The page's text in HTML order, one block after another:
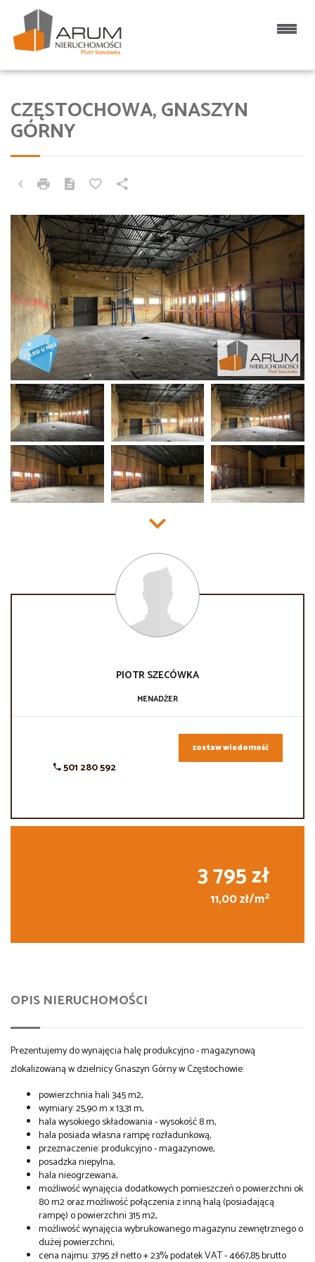
CZĘSTOCHOWA, GNASZYN
GÓRNY
PIOTRSZECÓWKA
MENADŻER
501 280 592
zostaw wiadomość
3 795 zł
11,00 zł/m2
OPIS NIERUCHOMOŚCI
Prezentujemy do wynajęcia halę produkcyjno - magazynową
zlokalizowaną w dzielnicy Gnaszyn Górny w Częstochowie:
powierzchnia hali 345 m2,
wymiary: 25,90 m x 13,31 m,
hala wysokiego składowania - wysokość 8 m,
hala posiada własna rampę rozładunkową,
przeznaczenie: produkcyjno - magazynowe,
posadzka niepylna,
hala nieogrzewana,
możliwość wynajęcia dodatkowych pomieszczeń o powierzchni ok
80 m2 oraz możliwość połączenia z inną halą (posiadającą
rampę) o powierzchni 315 m2,
możliwość wynajęcia wybrukowanego magazynu zewnętrznego o
dużej powierzchni,
cena najmu: 3795 zł netto + 23% podatek VAT - 4667,85 brutto